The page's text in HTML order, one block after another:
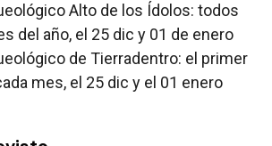
Alto de los Ídolos: todos
del año, el 25 dic y 01 de enero
de Tierradentro: el primer
mes, el 25 dic y el 01 enero